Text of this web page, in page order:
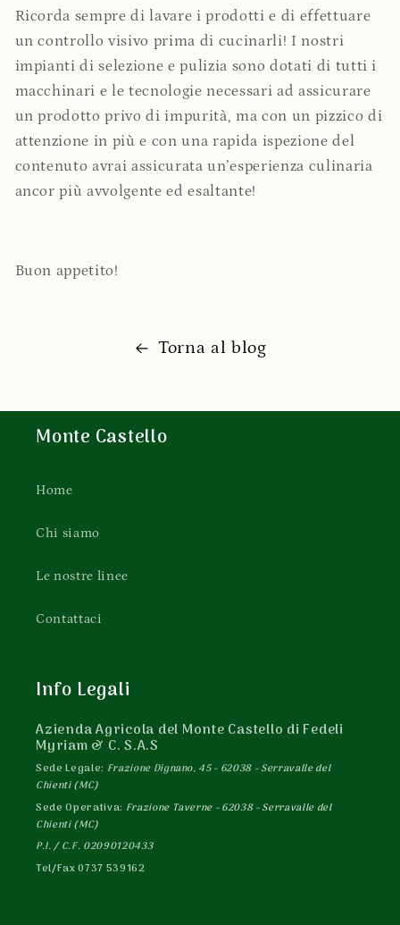
Ricorda sempre di lavare i prodotti e di effettuare
un controllo visivo prima di cucinarli! I nostri
impianti di selezione e pulizia sono dotati di tutti i
macchinari e le tecnologie necessari ad assicurare
un prodotto privo di impurità, ma con un pizzico di
attenzione in più e con una rapida ispezione del
contenuto avrai assicurata un’esperienza culinaria
ancor più avvolgente ed esaltante!
Buon appetito!
Torna al blog
Monte Castello
Home
Chi siamo
Le nostre linee
Contattaci
Info Legali
Azienda Agricola del Monte Castello di Fedeli
Myriam & C. S.A.S
Sede Legale: Frazione Dignano, 45 - 62038 - Serravalle del
Chienti (MC)
Sede Operativa: Frazione Taverne - 62038 - Serravalle del
Chienti (MC)
P.I. / C.F. 02090120433
Tel/Fax 0737 539162